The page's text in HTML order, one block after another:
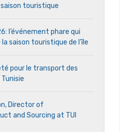
saison touristique
l’événement phare qui
saison touristique de l’île
pour le transport des
Director of
and Sourcing at TUI